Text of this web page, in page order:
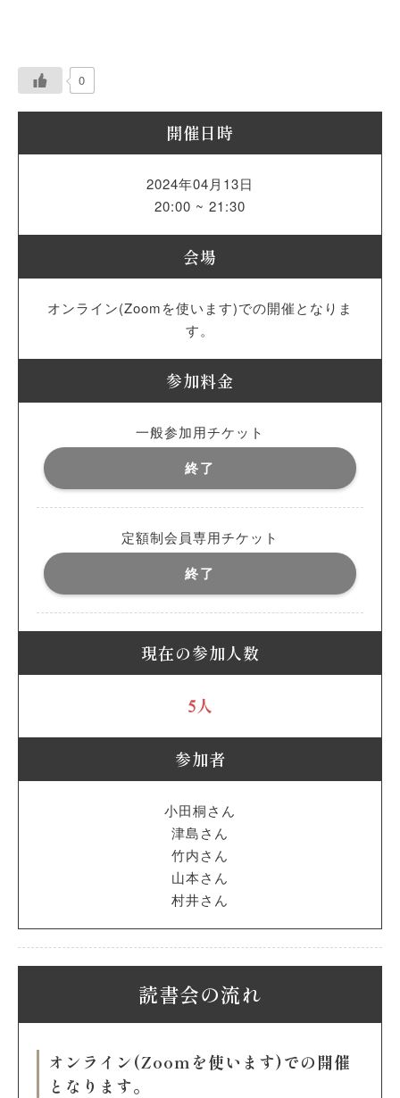
0
開催日時
2024年04月13日
20:00 ~ 21:30
会場
オンライン(Zoomを使います)での開催となりま
す。
参加料金
一般参加用チケット
終了
定額制会員専用チケット
終了
現在の参加人数
5人
参加者
小田桐さん
津島さん
竹内さん
山本さん
村井さん
読書会の流れ
オンライン(Zoomを使います)での開催
となります。